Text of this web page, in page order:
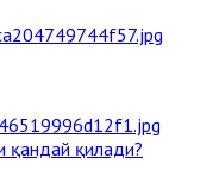
қандай қилади?